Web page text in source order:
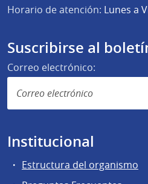
Horario de atención: Lunes a
Suscribirse al
Correo electrónico:
Institucional
Estructura del organismo